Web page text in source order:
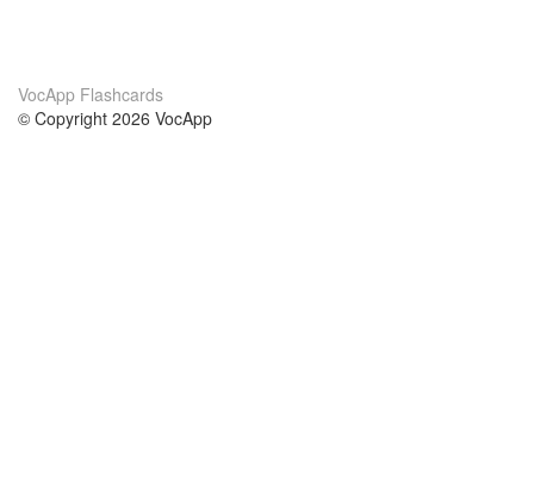
VocApp Flashcards
© Copyright 2026 VocApp